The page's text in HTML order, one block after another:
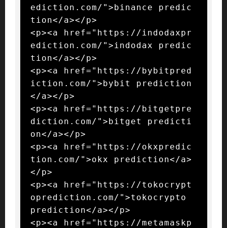
ediction.com/">binance predic
tion</a></p>
<p><a href="https://indodaxpr
ediction.com/">indodax predic
tion</a></p>
<p><a href="https://bybitpred
iction.com/">bybit prediction
</a></p>
<p><a href="https://bitgetpre
diction.com/">bitget predicti
on</a></p>
<p><a href="https://okxpredic
tion.com/">okx prediction</a>
</p>
<p><a href="https://tokocrypt
oprediction.com/">tokocrypto
prediction</a></p>
<p><a href="https://metamaskp